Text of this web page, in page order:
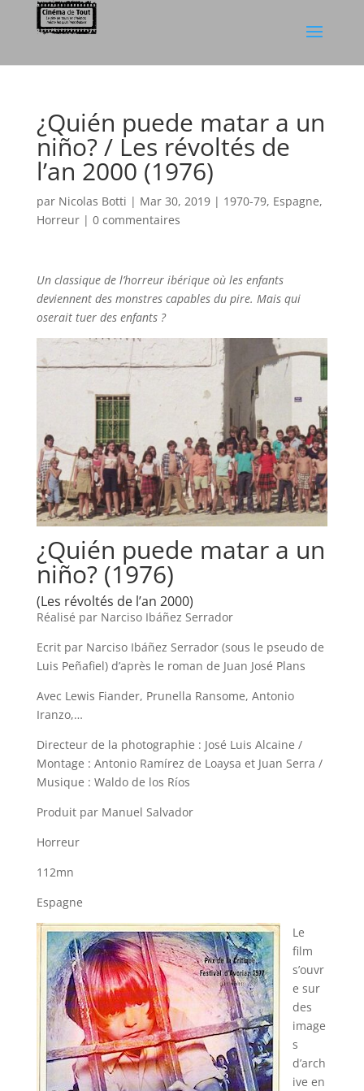
¿Quién puede matar a un
niño? / Les révoltés de
l’an 2000 (1976)
par Nicolas Botti | Mar 30, 2019| 1970-79, Espagne,
Horreur| 0 commentaires
Un classique de l’horreur ibérique où les enfants
deviennent des monstres capables du pire. Mais qui
oserait tuer des enfants ?
¿Quién puede matar a un
niño? (1976)
(Les révoltés de l’an 2000)
Réalisé par Narciso Ibáñez Serrador
Ecrit par Narciso Ibáñez Serrador (sous le pseudo de
Luis Peñafiel) d’après le roman de Juan José Plans
Avec Lewis Fiander, Prunella Ransome, Antonio
Iranzo,…
Directeur de la photographie : José Luis Alcaine /
Montage : Antonio Ramírez de Loaysa et Juan Serra /
Musique : Waldo de los Ríos
Produit par Manuel Salvador
Horreur
112mn
Espagne
Le
film
s’ouvr
e sur
des
image
s
d’arch
ive en